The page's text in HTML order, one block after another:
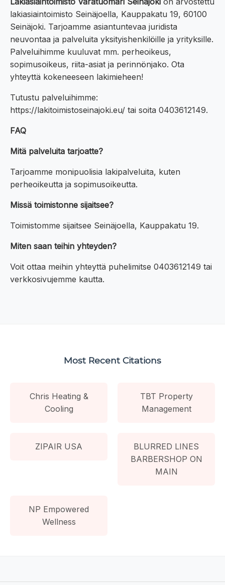
lakiasiaintoimisto Seinäjoella, Kauppakatu 19, 60100
Seinäjoki. Tarjoamme asiantuntevaa juridista
neuvontaa ja palveluita yksityishenkilöille ja yrityksille.
Palveluihimme kuuluvat mm. perheoikeus,
sopimusoikeus, riita-asiat ja perinnönjako. Ota
yhteyttä kokeneeseen lakimieheen!
Tutustu palveluihimme:
https://lakitoimistoseinajoki.eu/ tai soita 0403612149.
FAQ
Mitä palveluita tarjoatte?
Tarjoamme monipuolisia lakipalveluita, kuten
perheoikeutta ja sopimusoikeutta.
Missä toimistonne sijaitsee?
Toimistomme sijaitsee Seinäjoella, Kauppakatu 19.
Miten saan teihin yhteyden?
Voit ottaa meihin yhteyttä puhelimitse 0403612149 tai
verkkosivujemme kautta.
Most Recent Citations
Chris Heating &
Cooling
TBT Property
Management
ZIPAIR USA
BLURRED LINES
BARBERSHOP ON
MAIN
NP Empowered
Wellness